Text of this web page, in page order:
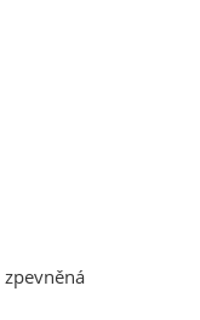
zpevněná